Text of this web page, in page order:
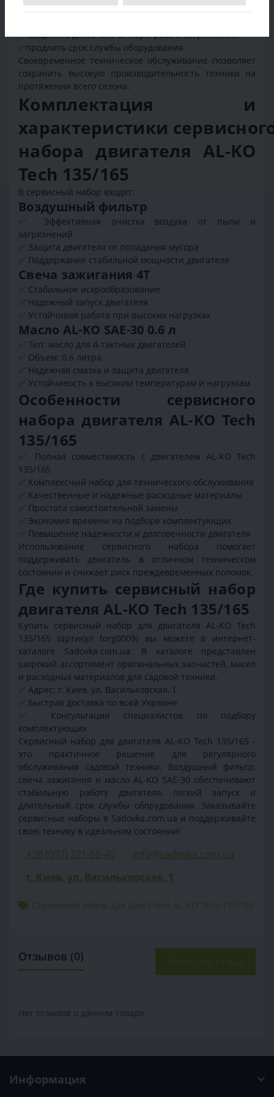
✅ обеспечить легкий запуск техники
✅ защитить двигатель от перегрева и загрязнений
✅продлить срок службы оборудования
Своевременное техническое обслуживание позволяет
сохранить высокую производительность техники на
протяжении всего сезона.
Комплектация и
характеристики
набора двигателя AL-KO
Tech 135/165
В сервисный набор входят:
Воздушный фильтр
✅ Эффективная очистка воздуха от пыли и
загрязнений
✅ Защита двигателя от попадания мусора
✅ Поддержание стабильной мощности двигателя
Свеча зажигания 4Т
✅ Стабильное искрообразование
✅ Надежный запуск двигателя
✅ Устойчивая работа при высоких нагрузках
Масло AL-KO SAE-30 0.6 л
✅ Тип: масло для 4-тактных двигателей
✅ Объем: 0.6 литра
✅ Надежная смазка и защита двигателя
✅ Устойчивость к высоким температурам и нагрузкам
Особенности сервисного
набора двигателя AL-KO Tech
135/165
✅ Полная совместимость с двигателем AL-KO Tech
135/165
✅ Комплексный набор для технического обслуживания
✅ Качественные и надежные расходные материалы
✅ Простота самостоятельной замены
✅ Экономия времени на подборе комплектующих
✅ Повышение надежности и долговечности двигателя
Использование сервисного набора помогает
поддерживать двигатель в отличном техническом
состоянии и снижает риск преждевременных поломок.
Где купить сервисный набор
двигателя AL-KO Tech 135/165
Купить сервисный набор для двигателя AL-KO Tech
135/165 (артикул torg0009) вы можете в интернет-
каталоге Sadovka.com.ua. В каталоге представлен
широкий ассортимент оригинальных запчастей, масел
и расходных материалов для садовой техники.
✅ Адрес: г. Киев, ул. Васильковская, 1
✅ Быстрая доставка по всей Украине
✅ Консультации специалистов по подбору
комплектующих
Сервисный набор для двигателя AL-KO Tech 135/165 -
это практичное решение для регулярного
обслуживания садовой техники. Воздушный фильтр,
свеча зажигания и масло AL-KO SAE-30 обеспечивают
стабильную работу двигателя, легкий запуск и
длительный срок службы оборудования. Заказывайте
сервисные наборы в Sadovka.com.ua и поддерживайте
свою технику в идеальном состоянии!
+38 (097) 221-55-40
info@sadovka.com.ua
г. Киев, ул. Васильковская, 1
Сервисный набор для двигателя AL-KO Tech 135/165
Отзывов (0) Написать отзыв
Нет отзывов о данном товаре.
Информация